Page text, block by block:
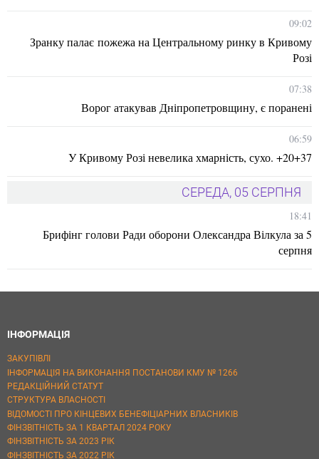
09:02
Зранку палає пожежа на Центральному ринку в Кривому
Розі
07:38
Ворог атакував Дніпропетровщину, є поранені
06:59
У Кривому Розі невелика хмарність, сухо. +20+37
СЕРЕДА, 05 СЕРПНЯ
18:41
Брифінг голови Ради оборони Олександра Вілкула за 5
серпня
ІНФОРМАЦІЯ
ЗАКУПІВЛІ
ІНФОРМАЦІЯ НА ВИКОНАННЯ ПОСТАНОВИ КМУ № 1266
РЕДАКЦІЙНИЙ СТАТУТ
СТРУКТУРА ВЛАСНОСТІ
ВІДОМОСТІ ПРО КІНЦЕВИХ БЕНЕФІЦІАРНИХ ВЛАСНИКІВ
ФІНЗВІТНІСТЬ ЗА 1 КВАРТАЛ 2024 РОКУ
ФІНЗВІТНІСТЬ ЗА 2023 РІК
ФІНЗВІТНІСТЬ ЗА 2022 РІК